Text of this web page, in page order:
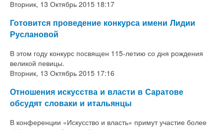
Вторник, 13 Октябрь 2015 18:17
Готовится проведение конкурса имени Лидии
Руслановой
В этом году конкурс посвящен 115-летию со дня рождения
великой певицы.
Вторник, 13 Октябрь 2015 17:16
Отношения искусства и власти в Саратове
обсудят словаки и итальянцы
В конференции «Искусство и власть» примут участие более